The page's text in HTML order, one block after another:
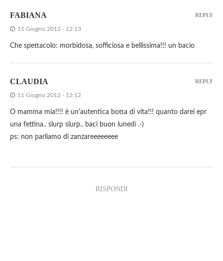
FABIANA
11 Giugno 2012 - 12:13
Che spettacolo: morbidosa, sofficiosa e bellissima!!! un bacio
REPLY
CLAUDIA
11 Giugno 2012 - 12:12
O mamma mia!!!! è un'autentica botta di vita!!! quanto darei epr
una fettina.. slurp slurp.. baci buon lunedì .-)
ps: non parliamo di zanzareeeeeeee
REPLY
RISPONDI